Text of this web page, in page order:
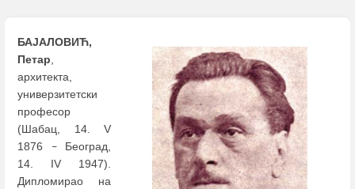
БАЈАЛОВИЋ,
Петар,
архитекта,
универзитетски
професор
(Шабац, 14. V
1876
–Београд,
14. IV 1947).
Дипломирао на